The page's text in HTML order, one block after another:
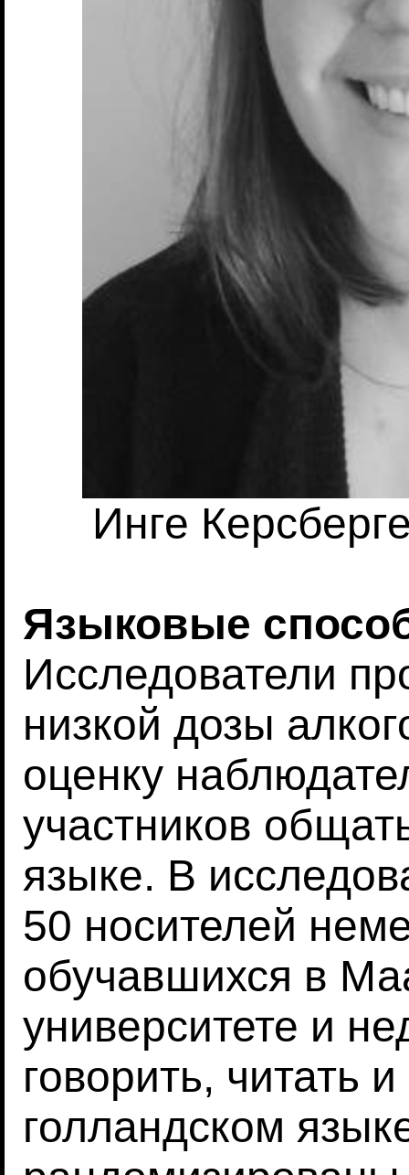
Инге
Языковые
Исследователи
низкой дозы
оценку
участников
языке. В
50 носителей
обучавшихся в
университете и
говорить, читать
голландском